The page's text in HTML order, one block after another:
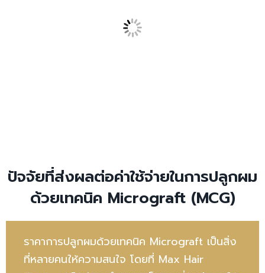
ปัจจัยที่ส่งผลต่อค่าใช้จ่ายในการปลูกผม
ด้วยเทคนิค Micrograft (MCG)
ราคาการปลูกผมด้วยเทคนิค Micrograft เป็นสิ่ง
ที่หลายคนให้ความสนใจ โดยที่ Max Hair